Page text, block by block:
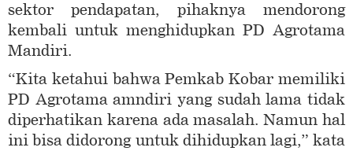
sektor pendapatan, pihaknya mendorong
kembali untuk menghidupkan PD Agrotama
Mandiri.
“Kita ketahui bahwa Pemkab Kobar memiliki
PD Agrotama amndiri yang sudah lama tidak
diperhatikan karena ada masalah. Namun hal
ini bisa didorong untuk dihidupkan lagi,” kata